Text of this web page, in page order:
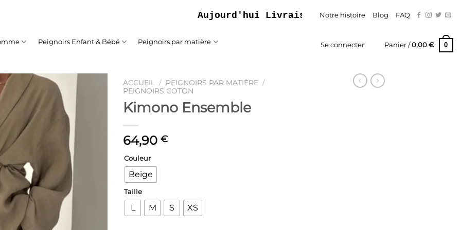
Aujourd'hui Livraison Gratuite – Paiement En Trois
Notre histoire Blog FAQ
Peignoirs Enfant & Bébé Peignoirs par matière Se connecter Panier /0,00 € 0
à la liste
souhaits
ACCUEIL / PEIGNOIRS PAR MATIÈRE /
PEIGNOIRS COTON
Kimono Ensemble
64,90 €
Couleur
Beige
Taille
L M S XS